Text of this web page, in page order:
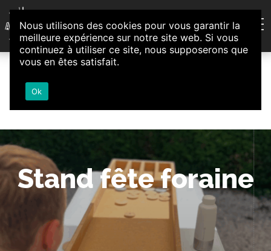
Aller au contenu
Association d'Animation et d'Initiatives Citoyennes
Loire-Authion
Stand fête foraine
Nous utilisons des cookies pour vous garantir la
meilleure expérience sur notre site web. Si vous
continuez à utiliser ce site, nous supposerons que
vous en êtes satisfait.
Ok